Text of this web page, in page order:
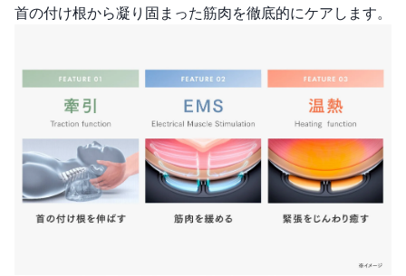
首の付け根から凝り固まった筋肉を徹底的にケアします。